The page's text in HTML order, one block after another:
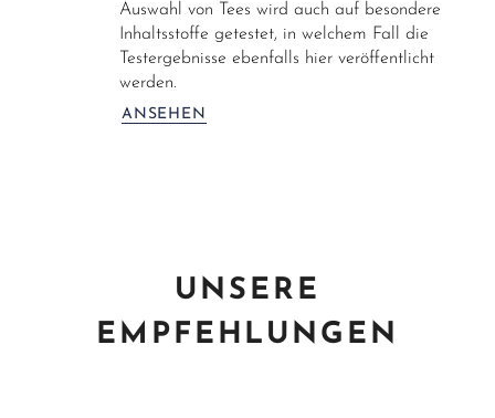
Auswahl von Tees wird auch auf besondere
Inhaltsstoffe getestet, in welchem Fall die
Testergebnisse ebenfalls hier veröffentlicht
werden.
ANSEHEN
UNSERE
EMPFEHLUNGEN